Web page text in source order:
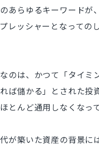
あらゆるキーワードが
レッシャーとなっての
のは、かつて「タイミ
ば儲かる」とされた投
とんど通用しなくなっ
が築いた資産の背景に